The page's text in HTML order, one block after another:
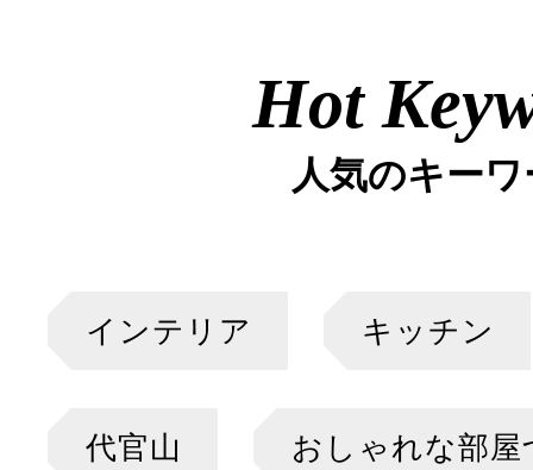
Hot
人気のキー
インテリア キッチン
代官山 おしゃれな部屋